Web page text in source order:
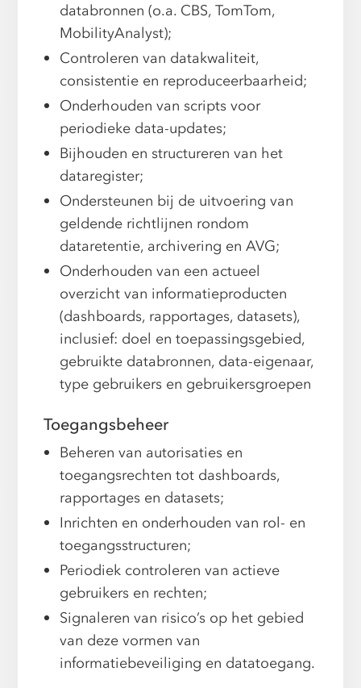
databronnen (o.a. CBS, TomTom,
MobilityAnalyst);
Controleren van datakwaliteit,
consistentie en reproduceerbaarheid;
Onderhouden van scripts voor
periodieke data-updates;
Bijhouden en structureren van het
dataregister;
Ondersteunen bij de uitvoering van
geldende richtlijnen rondom
dataretentie, archivering en AVG;
Onderhouden van een actueel
overzicht van informatieproducten
(dashboards, rapportages, datasets),
inclusief: doel en toepassingsgebied,
gebruikte databronnen, data-eigenaar,
type gebruikers en gebruikersgroepen
Toegangsbeheer
Beheren van autorisaties en
toegangsrechten tot dashboards,
rapportages en datasets;
Inrichten en onderhouden van rol- en
toegangsstructuren;
Periodiek controleren van actieve
gebruikers en rechten;
Signaleren van risico’s op het gebied
van deze vormen van
informatiebeveiliging en datatoegang.